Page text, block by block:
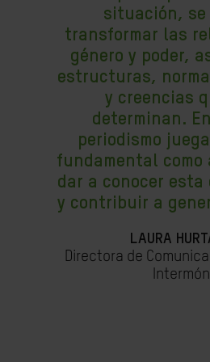
situación, se
transformar las
género y poder,
estructuras,
y creencias
determinan.
periodismo
fundamental como
dar a conocer esta
y contribuir a
LAURA
Directora de
Intermón